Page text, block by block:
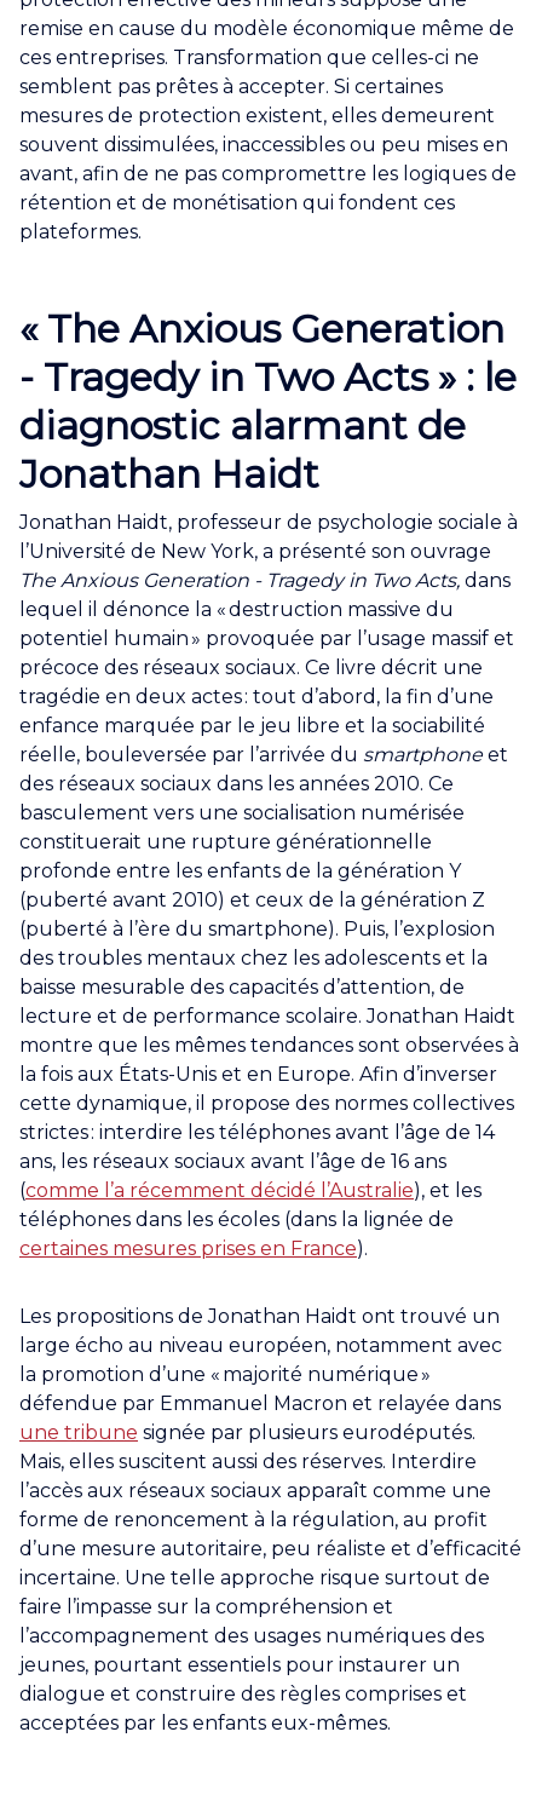
remise en cause du modèle économique même de
ces entreprises. Transformation que celles-ci ne
semblent pas prêtes à accepter. Si certaines
mesures de protection existent, elles demeurent
souvent dissimulées, inaccessibles ou peu mises en
avant, afin de ne pas compromettre les logiques de
rétention et de monétisation qui fondent ces
plateformes.
« The Anxious Generation
- Tragedy in Two Acts » : le
diagnostic alarmant de
Jonathan Haidt
Jonathan Haidt, professeur de psychologie sociale à
l’Université de New York, a présenté son ouvrage
The Anxious Generation - Tragedy in Two Acts, dans
lequel il dénonce la « destruction massive du
potentiel humain » provoquée par l’usage massif et
précoce des réseaux sociaux. Ce livre décrit une
tragédie en deux actes : tout d’abord, la fin d’une
enfance marquée par le jeu libre et la sociabilité
réelle, bouleversée par l’arrivée du smartphoneet
des réseaux sociaux dans les années 2010. Ce
basculement vers une socialisation numérisée
constituerait une rupture générationnelle
profonde entre les enfants de la génération Y
(puberté avant 2010) et ceux de la génération Z
(puberté à l’ère du smartphone). Puis, l’explosion
des troubles mentaux chez les adolescents et la
baisse mesurable des capacités d’attention, de
lecture et de performance scolaire. Jonathan Haidt
montre que les mêmes tendances sont observées à
la fois aux États-Unis et en Europe. Afin d’inverser
cette dynamique, il propose des normes collectives
strictes : interdire les téléphones avant l’âge de 14
ans, les réseaux sociaux avant l’âge de 16 ans
(comme l’a récemment décidé l’Australie), et les
téléphones dans les écoles (dans la lignée de
certaines mesures prises en France).
Les propositions de Jonathan Haidt ont trouvé un
large écho au niveau européen, notamment avec
la promotion d’une « majorité numérique »
défendue par Emmanuel Macron et relayée dans
une tribune signée par plusieurs eurodéputés.
Mais, elles suscitent aussi des réserves. Interdire
l’accès aux réseaux sociaux apparaît comme une
forme de renoncement à la régulation, au profit
d’une mesure autoritaire, peu réaliste et d’efficacité
incertaine. Une telle approche risque surtout de
faire l’impasse sur la compréhension et
l’accompagnement des usages numériques des
jeunes, pourtant essentiels pour instaurer un
dialogue et construire des règles comprises et
acceptées par les enfants eux-mêmes.